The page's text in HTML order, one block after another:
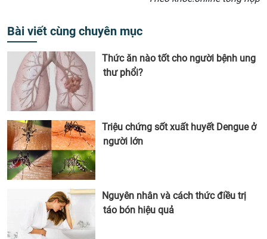
Bài viết cùng chuyên mục
Thức ăn nào tốt cho người bệnh ung
thư phổi?
Triệu chứng sốt xuất huyết Dengue ở
người lớn
Nguyên nhân và cách thức điều trị
táo bón hiệu quả